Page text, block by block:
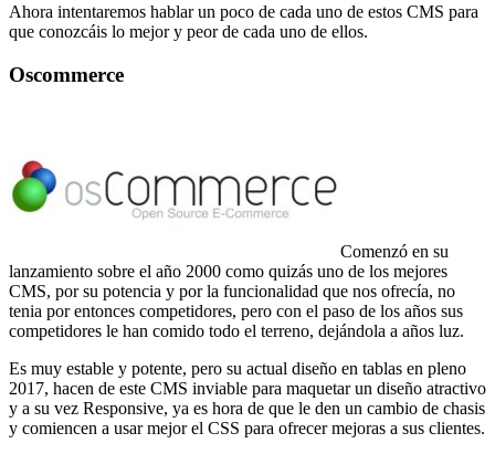
Ahora intentaremos hablar un poco de cada uno de estos CMS para
que conozcáis lo mejor y peor de cada uno de ellos.
Oscommerce
Comenzó en su
lanzamiento sobre el año 2000 como quizás uno de los mejores
CMS, por su potencia y por la funcionalidad que nos ofrecía, no
tenia por entonces competidores, pero con el paso de los años sus
competidores le han comido todo el terreno, dejándola a años luz.
Es muy estable y potente, pero su actual diseño en tablas en pleno
2017, hacen de este CMS inviable para maquetar un diseño atractivo
y a su vez Responsive, ya es hora de que le den un cambio de chasis
y comiencen a usar mejor el CSS para ofrecer mejoras a sus clientes.